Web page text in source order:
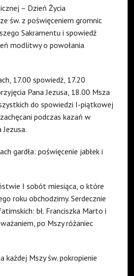
– Dzień Życia
św. z poświęceniem gromnic
Sakramentu i spowiedź
modlitwy o powołania
17.00 spowiedź, 17.20
Pana Jezusa, 18.00 Msza
do spowiedzi I-piątkowej
podczas kazań w
gardła: poświęcenie jabłek i
I sobót miesiąca, o które
roku obchodzimy. Serdecznie
bł. Franciszka Marto i
po Mszy różaniec
każdej Mszy św. pokropienie